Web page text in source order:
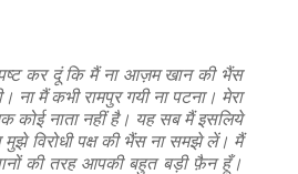
कर दूं कि मैं ना आज़म खान की भैंस
ना मैं कभी रामपुर गयी ना पटना। मेरा
कोई नाता नहीं है। यह सब मैं इसलिये
मुझे विरोधी पक्ष की भैंस ना समझे लें। मैं
की तरह आपकी बहुत बड़ी फ़ैन हूँ।